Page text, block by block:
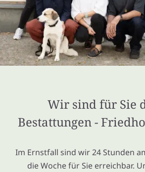
Wir sind für Sie
Bestattungen -
Im Ernstfall sind wir 24 Stunden
die Woche für Sie erreichbar.